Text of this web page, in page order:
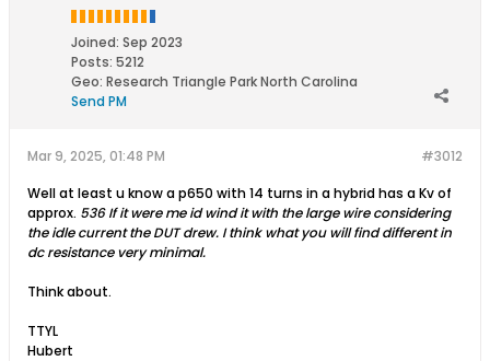
Joined: Sep 2023
Posts: 5212
Geo: Research Triangle Park North Carolina
Send PM
#3012
Mar 9, 2025, 01:48 PM
Well at least u know a p650 with 14 turns in a hybrid has a Kv of
approx. 536 If it were me id wind it with the large wire considering
the idle current the DUT drew. I think what you will find different in
dc resistance very minimal.
Think about.
TTYL
Hubert